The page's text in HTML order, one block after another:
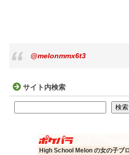
@melonmmx6t3
サイト内検索
検索